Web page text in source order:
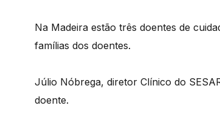
Na Madeira estão três doentes de
famílias dos doentes.
Júlio Nóbrega, diretor Clínico do
doente.